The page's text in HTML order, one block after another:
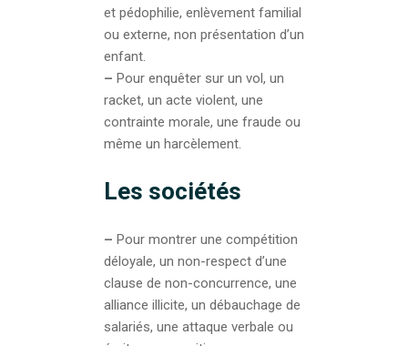
et pédophilie, enlèvement familial
ou externe, non présentation d’un
enfant.
– Pour enquêter sur un vol, un
racket, un acte violent, une
contrainte morale, une fraude ou
même un harcèlement.
Les sociétés
– Pour montrer une compétition
déloyale, un non-respect d’une
clause de non-concurrence, une
alliance illicite, un débauchage de
salariés, une attaque verbale ou